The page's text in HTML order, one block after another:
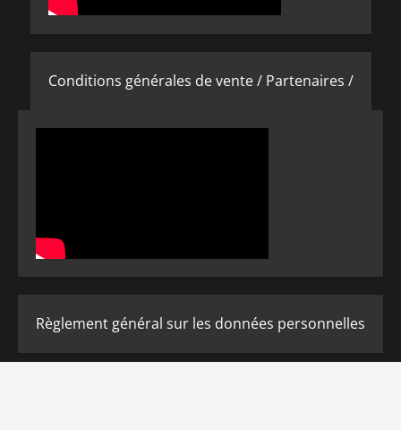
Conditions générales de vente / Partenaires /
Règlement général sur les données personnelles